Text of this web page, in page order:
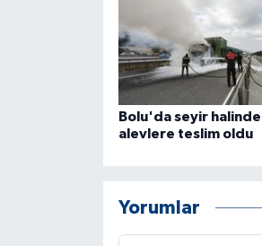
Bolu'da seyir
alevlere teslim oldu
Yorumlar
Yerel Haberler